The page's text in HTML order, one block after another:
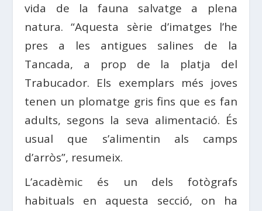
vida de la fauna salvatge a plena
natura. “Aquesta sèrie d’imatges l’he
pres a les antigues salines de la
Tancada, a prop de la platja del
Trabucador. Els exemplars més joves
tenen un plomatge gris fins que es fan
adults, segons la seva alimentació. És
usual que s’alimentin als camps
d’arròs”, resumeix.
L’acadèmic és un dels fotògrafs
habituals en aquesta secció, on ha